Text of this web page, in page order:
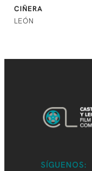
CIÑERA
LEÓN
SÍGUENOS: